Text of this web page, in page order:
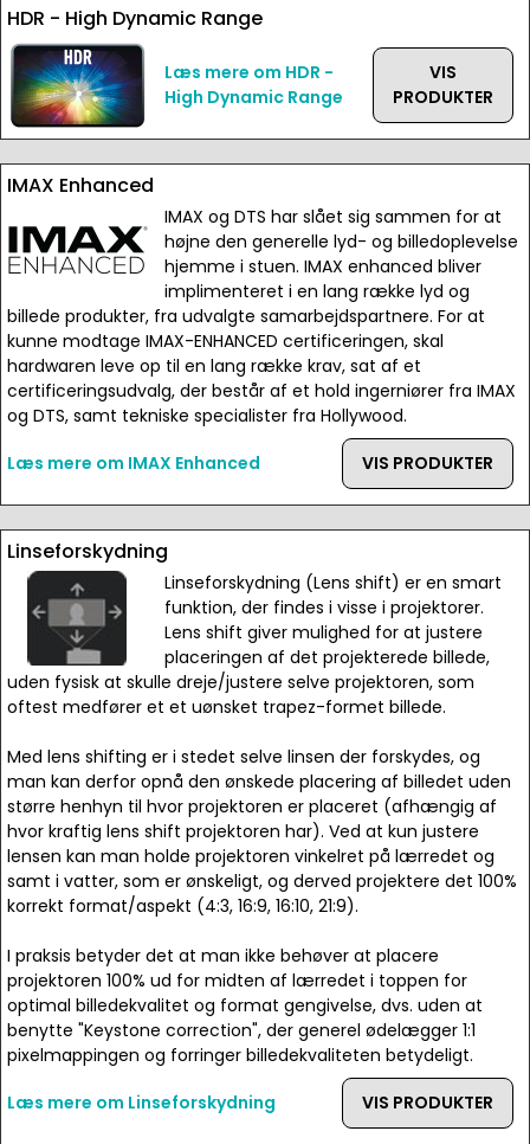
HDR - High Dynamic Range
Læs mere om HDR -
High Dynamic Range
VIS
PRODUKTER
IMAX Enhanced
IMAX og DTS har slået sig sammen for at
højne den generelle lyd- og billedoplevelse
hjemme i stuen. IMAX enhanced bliver
implimenteret i en lang række lyd og
billede produkter, fra udvalgte samarbejdspartnere. For at
kunne modtage IMAX-ENHANCED certificeringen, skal
hardwaren leve op til en lang række krav, sat af et
certificeringsudvalg, der består af et hold ingerniører fra IMAX
og DTS, samt tekniske specialister fra Hollywood.
Læs mere om IMAX Enhanced
VIS PRODUKTER
Linseforskydning
Linseforskydning (Lens shift) er en smart
funktion, der findes i visse i projektorer.
Lens shift giver mulighed for at justere
placeringen af det projekterede billede,
uden fysisk at skulle dreje/justere selve projektoren, som
oftest medfører et et uønsket trapez-formet billede.
Med lens shifting er i stedet selve linsen der forskydes, og
man kan derfor opnå den ønskede placering af billedet uden
større henhyn til hvor projektoren er placeret (afhængig af
hvor kraftig lens shift projektoren har). Ved at kun justere
lensen kan man holde projektoren vinkelret på lærredet og
samt i vatter, som er ønskeligt, og derved projektere det 100%
korrekt format/aspekt (4:3, 16:9, 16:10, 21:9).
I praksis betyder det at man ikke behøver at placere
projektoren 100% ud for midten af lærredet i toppen for
optimal billedekvalitet og format gengivelse, dvs. uden at
benytte "Keystone correction", der generel ødelægger 1:1
pixelmappingen og forringer billedekvaliteten betydeligt.
Læs mere om Linseforskydning
VIS PRODUKTER